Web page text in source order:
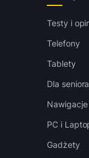
Testy i
Telefony
Tablety
Dla seniora
Nawigacje
PC i
Gadżety